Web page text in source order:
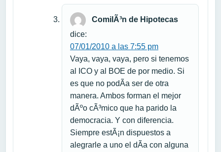
ComilÃ³n de Hipotecas
dice:
07/01/2010 a las 7:55 pm
Vaya, vaya, vaya, pero si tenemos
al ICO y al BOE de por medio. Si
es que no podÃ­a ser de otra
manera. Ambos forman el mejor
dÃºo cÃ³mico que ha parido la
democracia. Y con diferencia.
Siempre estÃ¡n dispuestos a
alegrarle a uno el dÃ­a con alguna